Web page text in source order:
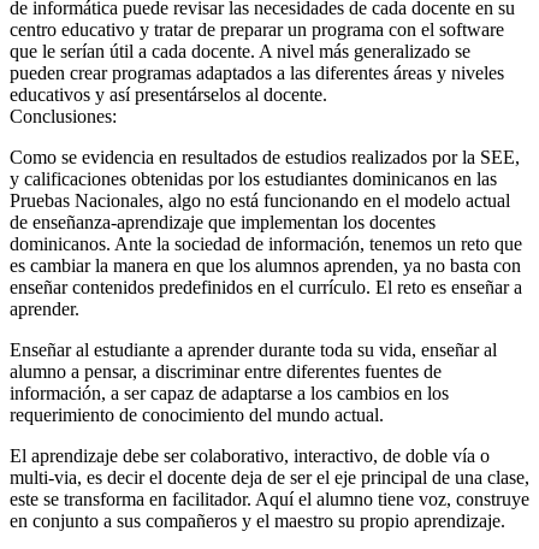
de informática puede revisar las necesidades de cada docente en su
centro educativo y tratar de preparar un programa con el software
que le serían útil a cada docente. A nivel más generalizado se
pueden crear programas adaptados a las diferentes áreas y niveles
educativos y así presentárselos al docente.
Conclusiones:
Como se evidencia en resultados de estudios realizados por la SEE,
y calificaciones obtenidas por los estudiantes dominicanos en las
Pruebas Nacionales, algo no está funcionando en el modelo actual
de enseñanza-aprendizaje que implementan los docentes
dominicanos. Ante la sociedad de información, tenemos un reto que
es cambiar la manera en que los alumnos aprenden, ya no basta con
enseñar contenidos predefinidos en el currículo. El reto es enseñar a
aprender.
Enseñar al estudiante a aprender durante toda su vida, enseñar al
alumno a pensar, a discriminar entre diferentes fuentes de
información, a ser capaz de adaptarse a los cambios en los
requerimiento de conocimiento del mundo actual.
El aprendizaje debe ser colaborativo, interactivo, de doble vía o
multi-via, es decir el docente deja de ser el eje principal de una clase,
este se transforma en facilitador. Aquí el alumno tiene voz, construye
en conjunto a sus compañeros y el maestro su propio aprendizaje.